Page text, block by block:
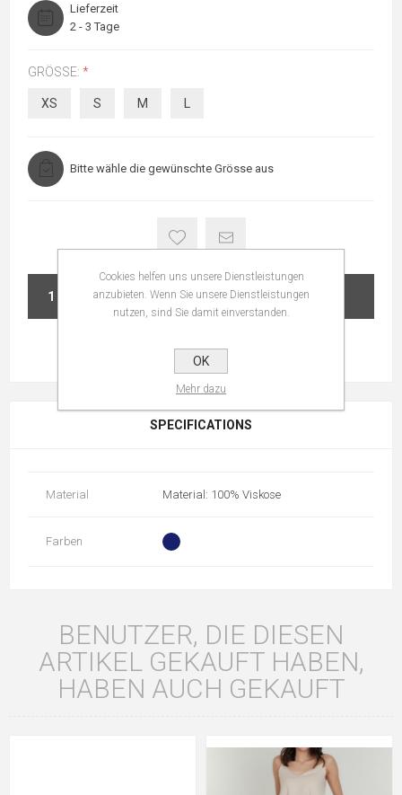
Lieferzeit
2 - 3 Tage
GRÖSSE: *
XS S M
Bitte wähle die gewünschte Grösse aus
IN DEN WARENKORB
SPECIFICATIONS
Material Material: 100% Viskose
Farben
BENUTZER, DIE DIESEN
ARTIKEL GEKAUFT HABEN,
HABEN AUCH GEKAUFT
Cookies helfen uns unsere Dienstleistungen
anzubieten. Wenn Sie unsere Dienstleistungen
nutzen, sind Sie damit einverstanden.
OK
Mehr dazu